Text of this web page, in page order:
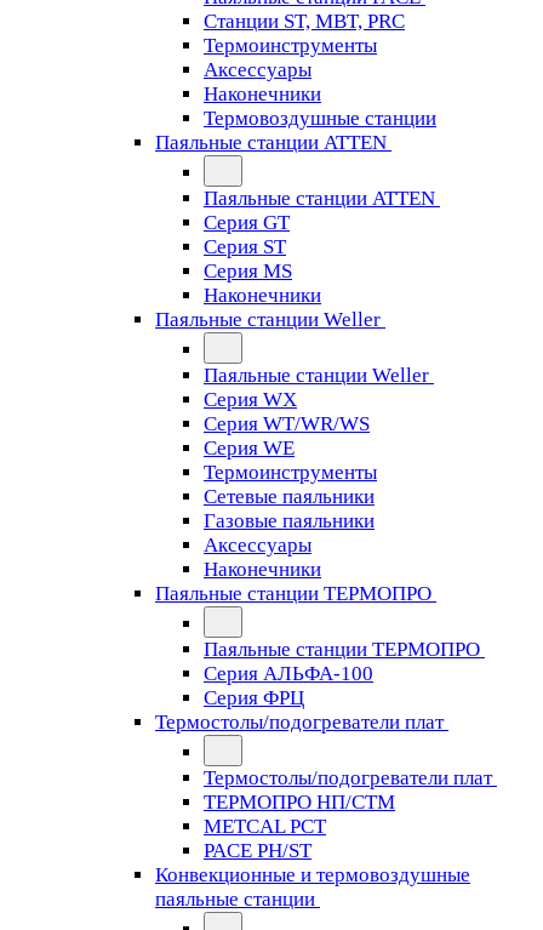
Станции ST, MBT, PRC
Термоинструменты
Аксессуары
Наконечники
Термовоздушные станции
Паяльные станции ATTEN
Паяльные станции ATTEN
Серия GT
Серия ST
Серия MS
Наконечники
Паяльные станции Weller
Паяльные станции Weller
Серия WX
Серия WT/WR/WS
Серия WE
Термоинструменты
Сетевые паяльники
Газовые паяльники
Аксессуары
Наконечники
Паяльные станции ТЕРМОПРО
Паяльные станции ТЕРМОПРО
Серия АЛЬФА-100
Серия ФРЦ
Термостолы/подогреватели плат
Термостолы/подогреватели плат
ТЕРМОПРО НП/СТМ
METCAL PCT
PACE PH/ST
Конвекционные и термовоздушные
паяльные станции